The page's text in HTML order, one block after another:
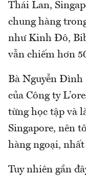
Thái Lan,
chung hàng
như Kinh Đô,
vẫn chiếm hơn
Bà Nguyễn Đình
của Công ty
từng học tập và
Singapore, nên
hàng ngoại, nhất
Tuy nhiên gần